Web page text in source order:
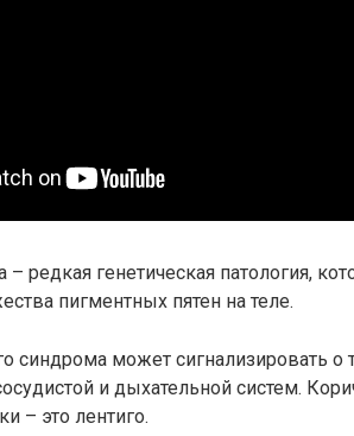
редкая генетическая патология,
пигментных пятен на теле.
синдрома может сигнализировать о
и дыхательной систем.
– это лентиго.